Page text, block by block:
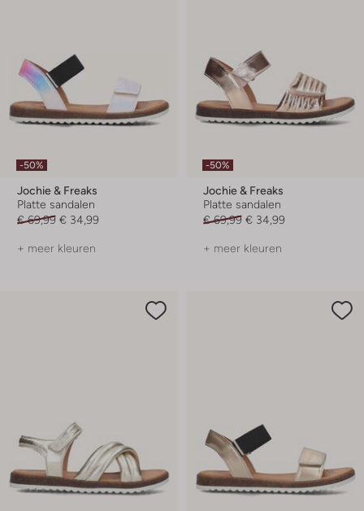
-50%
Jochie & Freaks
Platte sandalen
€ 69,99 € 34,99
+ meer kleuren
-50%
Jochie & Freaks
Platte sandalen
€ 69,99 € 34,99
+ meer kleuren